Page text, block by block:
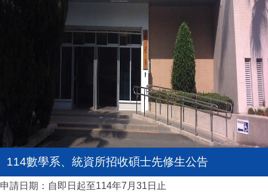
114數學系、統資所招收碩士先修生公告
申請日期：自即日起至114年7月31日止